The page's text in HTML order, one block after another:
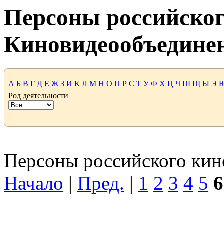
Персоны
А Б В Г Д Е Ж З И К Л М Н О П Р С Т У Ф Х Ц Ч Ш Щ Ы Э
Род деятельности
Персоны российского
Начало | Пред. | 1 2 3 4 5 6